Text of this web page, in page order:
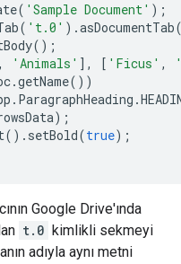
( 'Sample Document' );
( 't.0' ).asDocumentTab
();
, 'Animals' ], [ 'Ficus' ,
.getName())
. ParagraphHeading .
);
(). setBold(true);
Google Drive'ında
t.0 kimlikli sekmeyi
adıyla aynı metni